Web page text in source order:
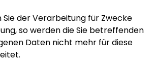
der Verarbeitung für Zwecke
so werden die Sie betreffenden
Daten nicht mehr für diese